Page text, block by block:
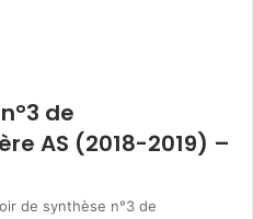
de
AS (2018-2019) –
de synthèse n°3 de